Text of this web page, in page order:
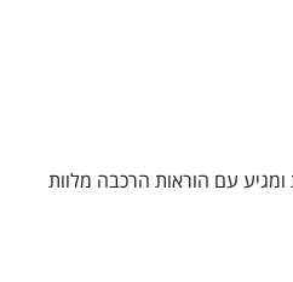
עם הוראות הרכבה מלוות